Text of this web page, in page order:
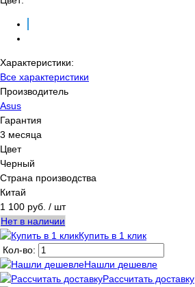
Характеристики:
Все характеристики
Производитель
Asus
Гарантия
3 месяца
Цвет
Черный
Страна производства
Китай
1 100 руб. / шт
Нет в наличии
Купить в 1 клик
Кол-во:
Нашли дешевле
Рассчитать доставку